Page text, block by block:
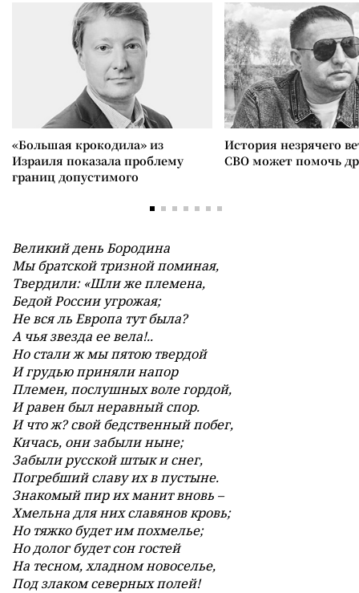
«Большая крокодила» из
Израиля показала проблему
границ допустимого
История незрячего
СВО может помочь
Великий день Бородина
Мы братской тризной поминая,
Твердили: «Шли же племена,
Бедой России угрожая;
Не вся ль Европа тут была?
А чья звезда ее вела!..
Но стали ж мы пятою твердой
И грудью приняли напор
Племен, послушных воле гордой,
И равен был неравный спор.
И что ж? свой бедственный побег,
Кичась, они забыли ныне;
Забыли русской штык и снег,
Погребший славу их в пустыне.
Знакомый пир их манит вновь –
Хмельна для них славянов кровь;
Но тяжко будет им похмелье;
Но долог будет сон гостей
На тесном, хладном новоселье,
Под злаком северных полей!